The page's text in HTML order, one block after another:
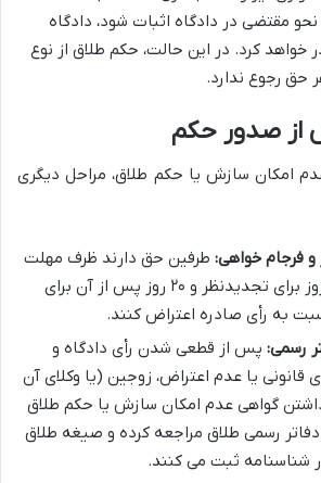
مقتضی در دادگاه اثبات شود، دادگاه
خواهد کرد. در این حالت، حکم طلاق از نوع
حق رجوع ندارد.
امکان سازش یا حکم طلاق، مراحل دیگری
فرجام خواهی: طرفین حق دارند ظرف مهلت
های قانونی (۲۰ روز برای تجدیدنظر و ۲۰ روز پس از آن برای
به رأی صادره اعتراض کنند.
رسمی: پس از قطعی شدن رأی دادگاه و
یا عدم اعتراض، زوجین (یا وکلای آن
گواهی عدم امکان سازش یا حکم طلاق
رسمی طلاق مراجعه کرده و صیغه طلاق
شناسنامه ثبت می کنند.